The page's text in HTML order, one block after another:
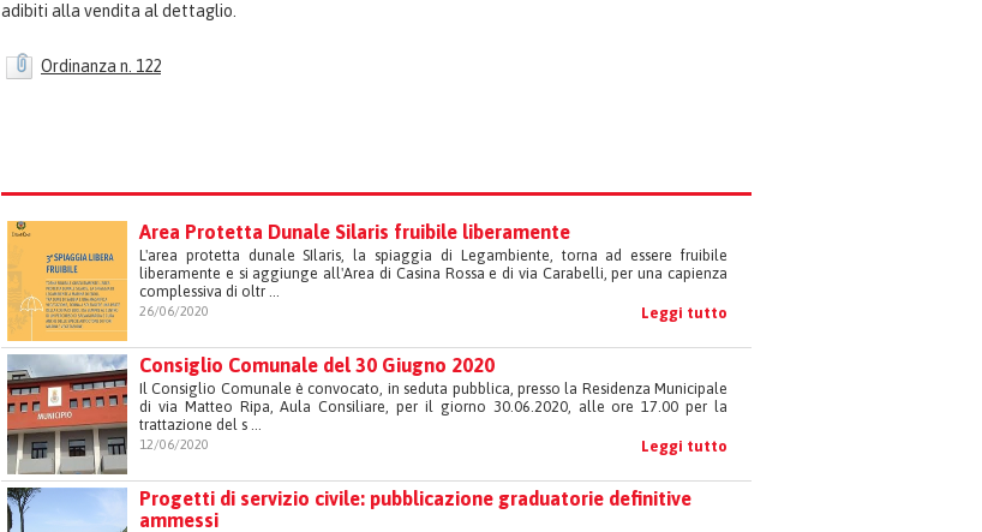
adibiti alla vendita al dettaglio.
Ordinanza n. 122
Area Protetta Dunale Silaris fruibile liberamente
L'area protetta dunale SIlaris, la spiaggia di Legambiente, torna ad essere fruibile
liberamente e si aggiunge all'Area di Casina Rossa e di via Carabelli, per una capienza
complessiva di oltr ...
26/06/2020 Leggi tutto
Consiglio Comunale del 30 Giugno 2020
Il Consiglio Comunale è convocato, in seduta pubblica, presso la Residenza Municipale
di via Matteo Ripa, Aula Consiliare, per il giorno 30.06.2020, alle ore 17.00 per la
trattazione del s ...
12/06/2020 Leggi tutto
Progetti di servizio civile: pubblicazione graduatorie definitive
ammessi